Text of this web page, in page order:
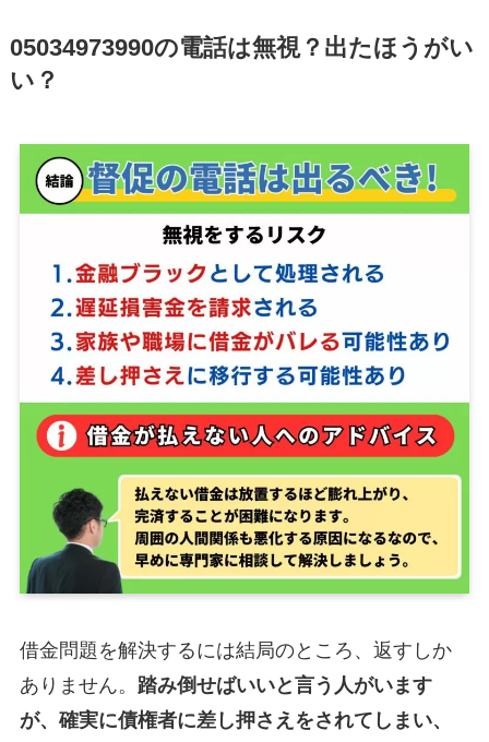
05034973990の電話は無視？出たほうがい
い？
借金問題を解決するには結局のところ、返すしか
ありません。 踏み倒せばいいと言う人がいます
が、確実に債権者に差し押さえをされてしまい、